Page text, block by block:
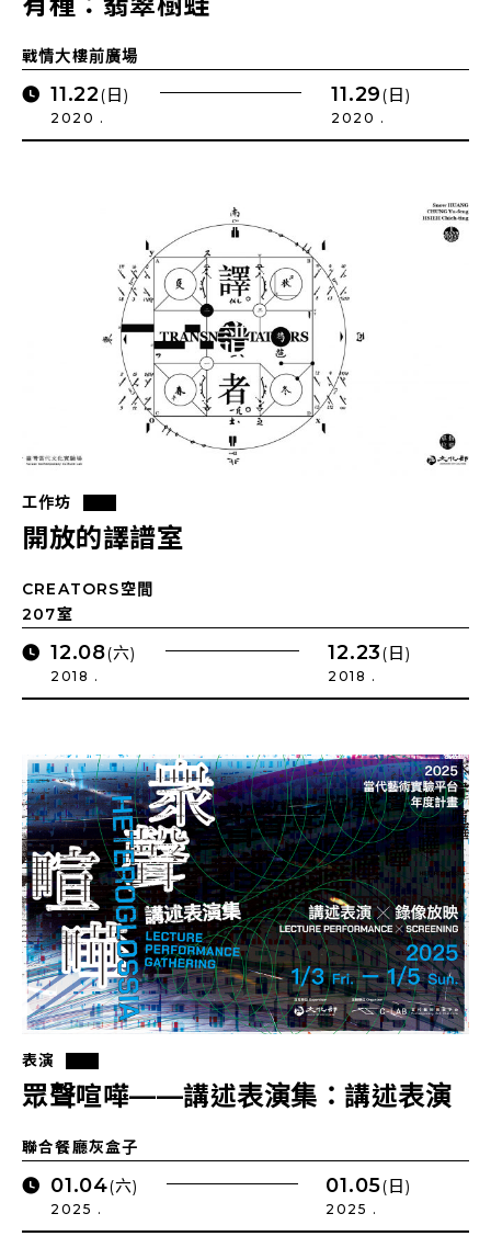
戰情大樓前廣場
11.22(日)
2020 .
11.29(日)
2020 .
工作坊
開放的譯譜室
CREATORS空間
207室
12.08(六)
2018 .
12.23(日)
2018 .
表演
眾聲喧嘩——講述表演集：講述表演
聯合餐廳灰盒子
01.04(六)
2025 .
01.05(日)
2025 .